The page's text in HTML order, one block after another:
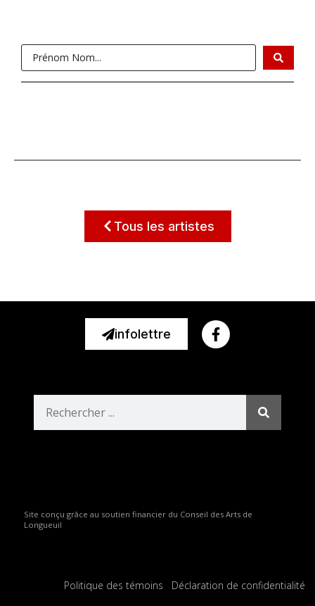
Tous les artistes
infolettre
Site conçu grâce au soutien financier du Conseil des Arts de
Longueuil
Politique des témoins Déclaration de confidentialité